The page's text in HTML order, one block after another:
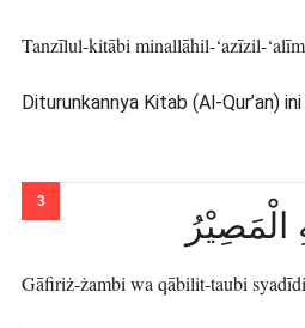
Tanzīlul-kitābi minallāhil-‘azīzil-
Diturunkannya Kitab (Al-Qur’an)
الْمَصِيْرُ
Gāfiriż-żambi wa qābilit-taubi